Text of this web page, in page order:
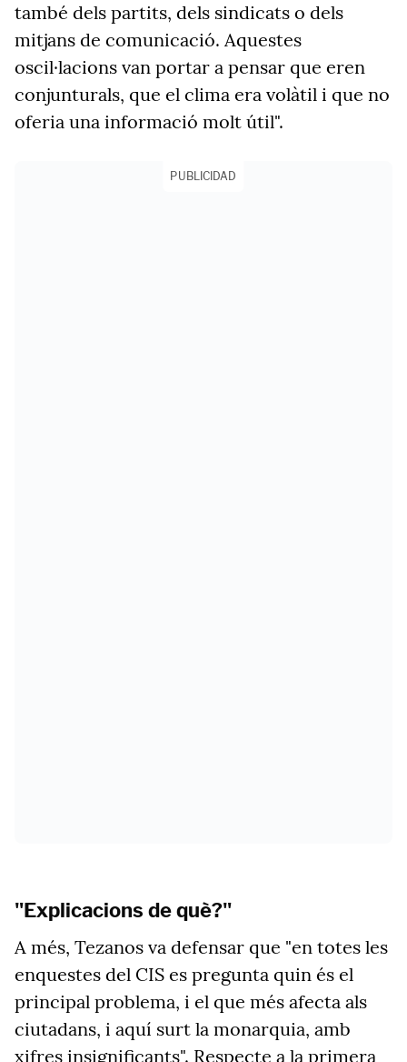
també dels partits, dels sindicats o dels
mitjans de comunicació. Aquestes
oscil·lacions van portar a pensar que eren
conjunturals, que el clima era volàtil i que no
oferia una informació molt útil".
PUBLICIDAD
"Explicacions de què?"
A més, Tezanos va defensar que "en totes les
enquestes del CIS es pregunta quin és el
principal problema, i el que més afecta als
ciutadans, i aquí surt la monarquia, amb
xifres insignificants". Respecte a la primera